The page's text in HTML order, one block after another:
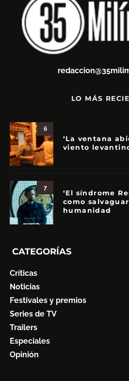
LO MÁS
6
‘La ventana
viento
7
‘El síndrome
como
humanidad
CATEGORÍAS
Críticas
Noticias
Festivales y premios
Series de TV
Trailers
Especiales
Opinión